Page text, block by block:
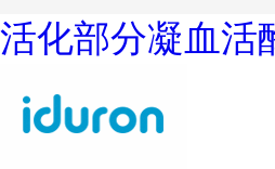
活化部分凝血活